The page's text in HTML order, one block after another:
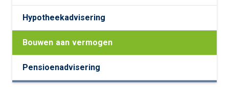
Hypotheekadvisering
Bouwen aan vermogen
Pensioenadvisering